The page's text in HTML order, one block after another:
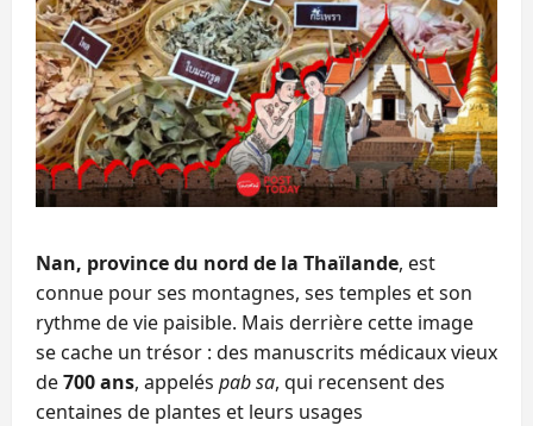
Nan, province du nord de la Thaïlande, est
connue pour ses montagnes, ses temples et son
rythme de vie paisible. Mais derrière cette image
se cache un trésor : des manuscrits médicaux vieux
de700 ans, appelés pab sa, qui recensent des
centaines de plantes et leurs usages